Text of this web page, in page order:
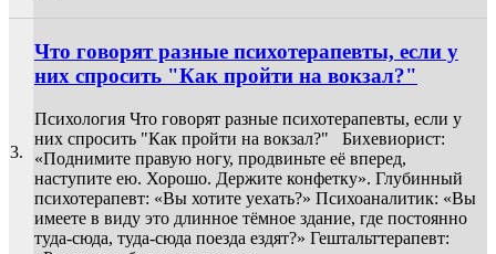
3.
Что говорят разные психотерапевты, если у
них спросить "Как пройти на вокзал?"
Психология Что говорят разные психотерапевты, если у
них спросить "Как пройти на вокзал?" Бихевиорист:
«Поднимите правую ногу, продвиньте её вперед,
наступите ею. Хорошо. Держите конфетку». Глубинный
психотерапевт: «Вы хотите уехать?» Психоаналитик: «Вы
имеете в виду это длинное тёмное здание, где постоянно
туда-сюда, туда-сюда поезда ездят?» Гештальттерапевт: